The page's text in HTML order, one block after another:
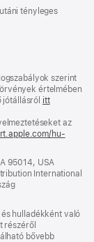
tényleges
szerint
értelmében
itt
az
hu-
95014, USA
International
hulladékként való
részéről
bővebb